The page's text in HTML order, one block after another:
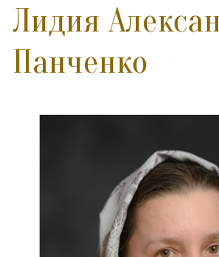
Лидия
Панченко